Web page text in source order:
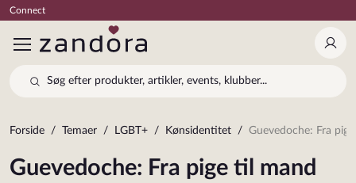
Connect
Log
Søg efter produkter, artikler, events, klubber...
Forside Temaer LGBT+ Kønsidentitet Guevedoche: Fra pige til mand ved pubertet
Guevedoche: Fra pige til mand